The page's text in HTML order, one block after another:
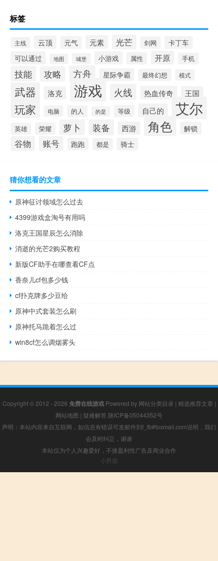
标签
主线 云顶 元气 元素 光芒 剑网 卡丁车
可以通过 地图 城堡 小游戏 属性 开原 手机
技能 攻略 方舟 星际争霸 最终幻想 模式
武器 洛克 游戏 火线 热血传奇 王国
玩家 电脑 的人 的是 等级 自己的 艾尔
英雄 荣耀 萝卜 装备 西游 角色 解锁
谷物 账号 跑跑 都是 骑士
猜你想看的文章
原神征讨领域怎么过去
4399游戏盒淘号有用吗
洛克王国星辰怎么消除
消逝的光芒2购买教程
新版CF助手在哪查看CF点
香奈儿cf包多少钱
cf扑克牌多少豆给
原神中式套装怎么刷
原神托马跪着怎么过
win8cf怎么调烟雾头
Copyright © 2012 - 2026 免费在线游戏Powered by 网站分类目录 | 精选推荐文章 |
网站地图 | 疑难解答 陕ICP备05044352号
声明：本站内容来自互联网，如信息有错误可发邮件到f_fb#foxmail.com说明，我们
会及时纠正，谢谢
本站仅为个人兴趣爱好，不接盈利性广告及商业合作
小男孩